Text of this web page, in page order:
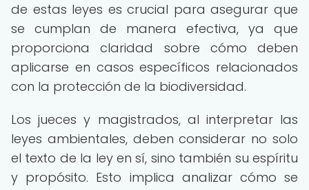
de estas leyes es crucial para asegurar que
se cumplan de manera efectiva, ya que
proporciona claridad sobre cómo deben
aplicarse en casos específicos relacionados
con la protección de la biodiversidad.
Los jueces y magistrados, al interpretar las
leyes ambientales, deben considerar no solo
el texto de la ley en sí, sino también su espíritu
y propósito. Esto implica analizar cómo se